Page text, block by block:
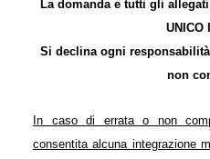
La domanda e tutti gli
UNICO
Si declina ogni
non
In caso di errata o non
consentita alcuna integrazione